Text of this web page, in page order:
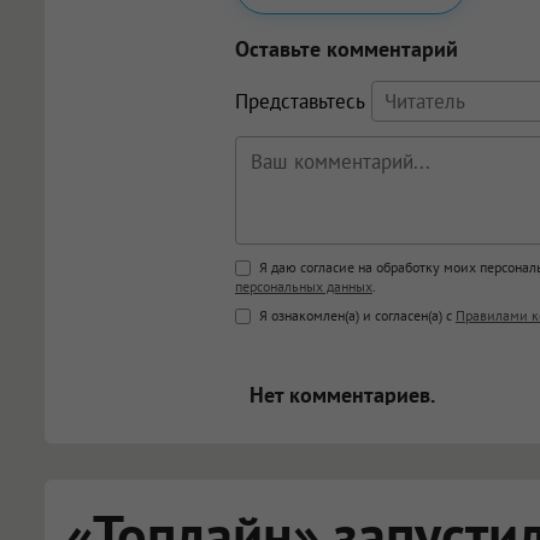
Оставьте комментарий
Представьтесь
Поддержка HTML
<b>, <strong>, <u>, <i>, <em>,
<blockquote>, <code>
Я даю согласие на обработку моих
персональных данных.
Я ознакомлен(а) и согласен(а) с Правилами
Нет комментариев.